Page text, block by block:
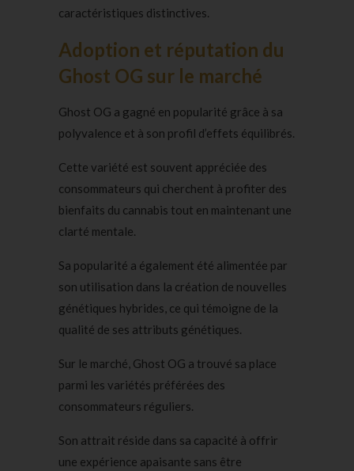
caractéristiques distinctives.
Adoption et réputation du
Ghost OG sur le marché
Ghost OG a gagné en popularité grâce à sa
polyvalence et à son profil d’effets équilibrés.
Cette variété est souvent appréciée des
consommateurs qui cherchent à profiter des
bienfaits du cannabis tout en maintenant une
clarté mentale.
Sa popularité a également été alimentée par
son utilisation dans la création de nouvelles
génétiques hybrides, ce qui témoigne de la
qualité de ses attributs génétiques.
Sur le marché, Ghost OG a trouvé sa place
parmi les variétés préférées des
consommateurs réguliers.
Son attrait réside dans sa capacité à offrir
une expérience apaisante sans être